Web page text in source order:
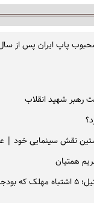
محبوب پاپ ایران پس از
رهبر شهید انقلاب
نقش سینمایی خود
همتیان
پشت‌پرده بازار لوله استیل؛ ۵